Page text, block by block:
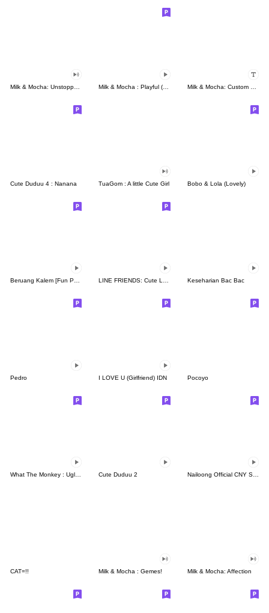
Cute Duduu 4 : Nanana TuaGom : A little Cute Girl Bobo & Lola (Lovely)
Beruang Kalem [Fun Pack] LINE FRIENDS: Cute Loving Expressions Keseharian Bac Bac
Pedro I LOVE U (Girlfriend) IDN Pocoyo
Cute Duduu 2 Nailoong Official CNY Sticker
CAT=!! Milk & Mocha : Gemes! Milk & Mocha: Affection